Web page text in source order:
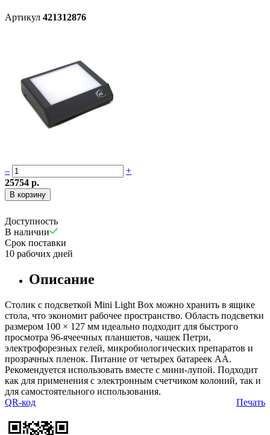
Артикул 421312876
–
+
25754 р.
Доступность
В наличии
Срок поставки
10 рабочих дней
Описание
Столик с подсветкой Mini Light Box можно хранить в ящике
стола, что экономит рабочее пространство. Область подсветки
размером 100 × 127 мм идеально подходит для быстрого
просмотра 96-ячеечных планшетов, чашек Петри,
электрофорезных гелей, микробиологических препаратов и
прозрачных пленок. Питание от четырех батареек АА.
Рекомендуется использовать вместе с мини-лупой. Подходит
как для применения с электронным счетчиком колоний, так и
для самостоятельного использования.
Печать
QR-код